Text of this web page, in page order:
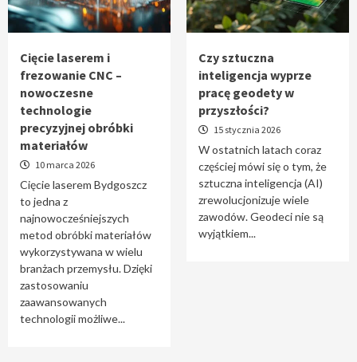
5
Tworzenie aplikacji internetowych – jak
powstają nowoczesne rozwiązania cyfrowe
Cięcie laserem i
frezowanie CNC –
nowoczesne
technologie
precyzyjnej obróbki
materiałów
10 marca 2026
Cięcie laserem Bydgoszcz
to jedna z
najnowocześniejszych
metod obróbki materiałów
wykorzystywana w wielu
branżach przemysłu. Dzięki
zastosowaniu
zaawansowanych
technologii możliwe...
Czy sztuczna
inteligencja wyprze
pracę geodety w
przyszłości?
15 stycznia 2026
W ostatnich latach coraz
częściej mówi się o tym, że
sztuczna inteligencja (AI)
zrewolucjonizuje wiele
zawodów. Geodeci nie są
wyjątkiem...